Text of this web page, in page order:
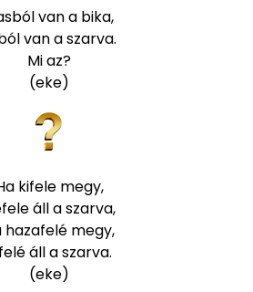
van a bika,
van a szarva.
Mi az?
(eke)
kifele megy,
áll a szarva,
hazafelé megy,
áll a szarva.
(eke)